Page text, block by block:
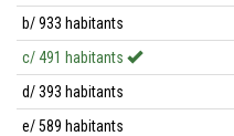
b/ 933 habitants
c/ 491 habitants
d/ 393 habitants
e/ 589 habitants